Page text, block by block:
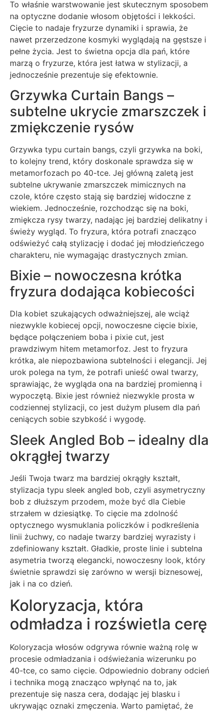
To właśnie warstwowanie jest skutecznym sposobem
na optyczne dodanie włosom objętości i lekkości.
Cięcie to nadaje fryzurze dynamiki i sprawia, że
nawet przerzedzone kosmyki wyglądają na gęstsze i
pełne życia. Jest to świetna opcja dla pań, które
marzą o fryzurze, która jest łatwa w stylizacji, a
jednocześnie prezentuje się efektownie.
Grzywka Curtain Bangs –
subtelne ukrycie zmarszczek i
zmiękczenie rysów
Grzywka typu curtain bangs, czyli grzywka na boki,
to kolejny trend, który doskonale sprawdza się w
metamorfozach po 40-tce. Jej główną zaletą jest
subtelne ukrywanie zmarszczek mimicznych na
czole, które często stają się bardziej widoczne z
wiekiem. Jednocześnie, rozchodząc się na boki,
zmiękcza rysy twarzy, nadając jej bardziej delikatny i
świeży wygląd. To fryzura, która potrafi znacząco
odświeżyć całą stylizację i dodać jej młodzieńczego
charakteru, nie wymagając drastycznych zmian.
Bixie – nowoczesna krótka
fryzura dodająca kobiecości
Dla kobiet szukających odważniejszej, ale wciąż
niezwykle kobiecej opcji, nowoczesne cięcie bixie,
będące połączeniem boba i pixie cut, jest
prawdziwym hitem metamorfoz. Jest to fryzura
krótka, ale niepozbawiona subtelności i elegancji. Jej
urok polega na tym, że potrafi unieść owal twarzy,
sprawiając, że wygląda ona na bardziej promienną i
wypoczętą. Bixie jest również niezwykle prosta w
codziennej stylizacji, co jest dużym plusem dla pań
ceniących sobie szybkość i wygodę.
Sleek Angled Bob – idealny dla
okrągłej twarzy
Jeśli Twoja twarz ma bardziej okrągły kształt,
stylizacja typu sleek angled bob, czyli asymetryczny
bob z dłuższym przodem, może być dla Ciebie
strzałem w dziesiątkę. To cięcie ma zdolność
optycznego wysmuklania policzków i podkreślenia
linii żuchwy, co nadaje twarzy bardziej wyrazisty i
zdefiniowany kształt. Gładkie, proste linie i subtelna
asymetria tworzą elegancki, nowoczesny look, który
świetnie sprawdzi się zarówno w wersji biznesowej,
jak i na co dzień.
Koloryzacja, która
odmładza i rozświetla cerę
Koloryzacja włosów odgrywa równie ważną rolę w
procesie odmładzania i odświeżania wizerunku po
40-tce, co samo cięcie. Odpowiednio dobrany odcień
i technika mogą znacząco wpłynąć na to, jak
prezentuje się nasza cera, dodając jej blasku i
ukrywając oznaki zmęczenia. Warto pamiętać, że